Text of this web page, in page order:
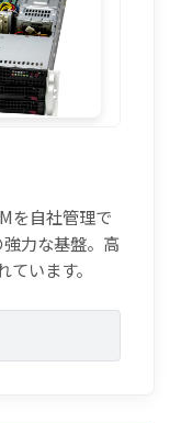
を自社管理で
力な基盤。高
います。